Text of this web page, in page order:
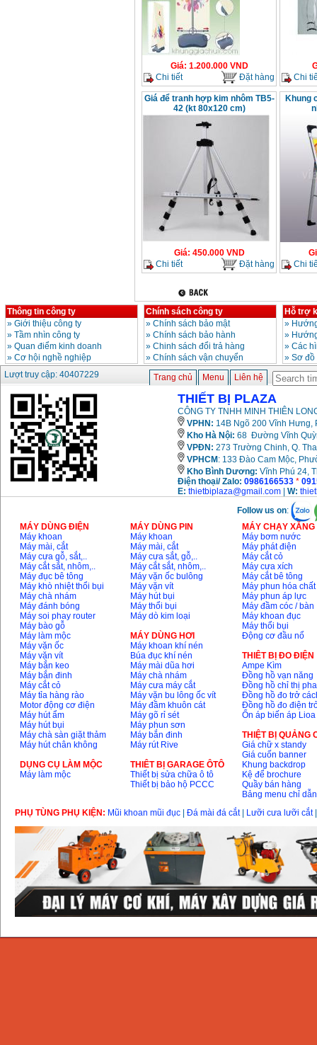
Giá: 1.200.000VND
Chi tiết
Đặt hàng
Chi
Giá để tranh hợp kim nhôm TB5-
42 (kt 80x120 cm)
Giá: 450.000VND
Chi tiết
Đặt hàng
Khung
Chi
Thông tin công ty
» Giới thiệu công ty
» Tầm nhìn công ty
» Quan điểm kinh doanh
» Cơ hội nghề nghiệp
Chính sách công ty
» Chính sách bảo mật
» Chính sách bảo hành
» Chinh sách đổi trả hàng
» Chính sách vận chuyển
Hỗ trợ
»
»
» Các
» Sơ
Lượt truy cập: 40407229
Trang chủ Menu Liên hệ
THIẾT BỊ PLAZA
CÔNG TY TNHH MINH THIÊN
VPHN: 14B Ngõ 200 Vĩnh Hưng,
Kho Hà Nội: 68 Đường Vĩnh
VPĐN: 273 Trường Chinh, Q.
VPHCM : 133 Đào Cam Mộc,
Kho Bình Dương: Vĩnh Phú 24,
Điện thoại/ Zalo: 0986166533 *
E: thietbiplaza@gmail.com W:
Follow us on:
MÁY DÙNG ĐIỆN
Máy khoan
Máy mài, cắt
Máy cưa gỗ, sắt,..
Máy cắt sắt, nhôm,..
Máy đục bê tông
Máy khò nhiệt thổi bụi
Máy chà nhám
Máy đánh bóng
Máy soi phay router
Máy bào gỗ
Máy làm mộc
Máy vặn ốc
Máy vặn vít
Máy bắn keo
Máy bắn đinh
Máy cắt cỏ
Máy tỉa hàng rào
Motor động cơ điện
Máy hút ẩm
Máy hút bụi
Máy chà sàn giặt thảm
Máy hút chân không
DỤNG CỤ LÀM MỘC
Máy làm mộc
MÁY DÙNG PIN
Máy khoan
Máy mài, cắt
Máy cưa sắt, gỗ,..
Máy cắt sắt, nhôm,..
Máy vặn ốc bulông
Máy vặn vít
Máy hút bụi
Máy thổi bụi
Máy dò kim loại
MÁY DÙNG HƠI
Máy khoan khí nén
Búa đục khí nén
Máy mài dũa hơi
Máy chà nhám
Máy cưa máy cắt
Máy vặn bu lông ốc vít
Máy đầm khuôn cát
Máy gõ rỉ sét
Máy phun sơn
Máy bắn đinh
Máy rút Rive
THIÊT BỊ GARAGE ÔTÔ
Thiết bị sửa chữa ô tô
Thiết bị bảo hộ PCCC
MÁY CHẠY
Máy bơm nước
Máy phát điện
Máy cắt cỏ
Máy cưa xích
Máy cắt bê tông
Máy phun hóa chất
Máy phun áp lực
Máy đầm cóc / bàn
Máy khoan đục
Máy thổi bụi
Động cơ đầu nổ
THIÊT BỊ ĐO ĐIỆN
Ampe Kìm
Đồng hồ vạn năng
Đồng hồ chỉ thị pha
Đồng hồ đo trở
Đồng hồ đo điện
Ổn áp biến áp Lioa
THIỆT BỊ QUẢNG
Giá chữ x standy
Giá cuốn banner
Khung backdrop
Kệ để brochure
Quầy bán hàng
Bảng menu chỉ dẫn
PHỤ TÙNG PHỤ KIỆN: Mũi khoan mũi đục Đá mài đá cắt| Lưỡi cưa lưỡi cắt